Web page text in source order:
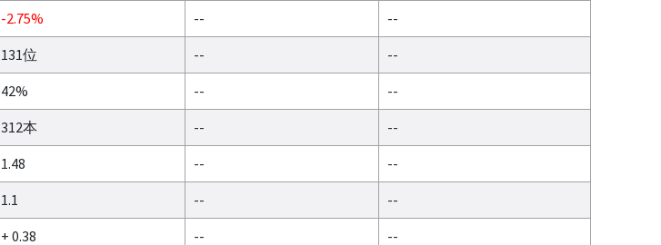
-2.75% --
--
131位 --
--
42% --
--
312本 --
--
1.48 --
--
1.1 --
--
+ 0.38 --
--